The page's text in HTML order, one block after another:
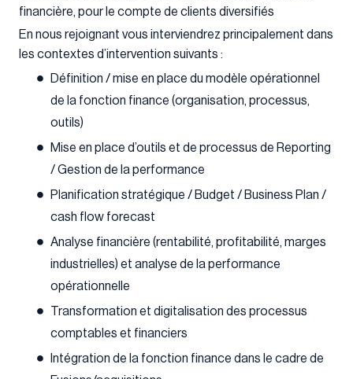
financière, pour le compte de clients diversifiés
En nous rejoignant vous interviendrez principalement dans
les contextes d’intervention suivants :
Définition / mise en place du modèle opérationnel
de la fonction finance (organisation, processus,
outils)
Mise en place d’outils et de processus de Reporting
/ Gestion de la performance
Planification stratégique / Budget / Business Plan /
cash flow forecast
Analyse financière (rentabilité, profitabilité, marges
industrielles) et analyse de la performance
opérationnelle
Transformation et digitalisation des processus
comptables et financiers
Intégration de la fonction finance dans le cadre de